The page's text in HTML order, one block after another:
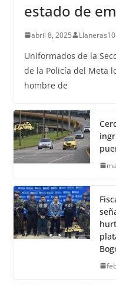
estado de
abril 8, 2025 Llaneras10
Uniformados de la
de la Policía del Meta
hombre de